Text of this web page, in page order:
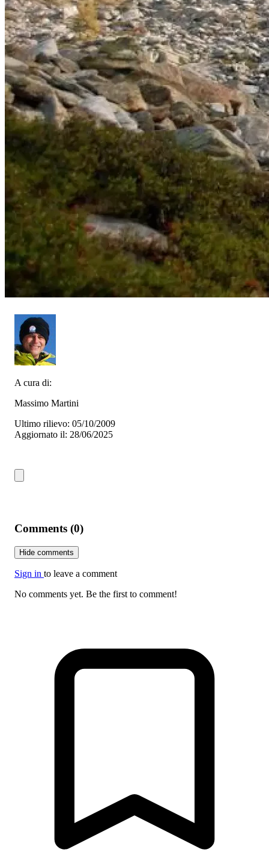
A cura di:
Massimo Martini
Ultimo rilievo: 05/10/2009
Aggiornato il: 28/06/2025
Comments (0)
Hide comments
Sign in to leave a comment
No comments yet. Be the first to comment!